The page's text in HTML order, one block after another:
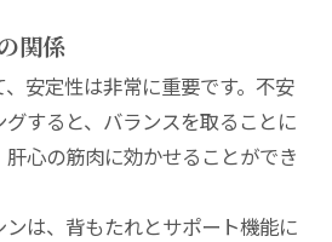
関係
、安定性は非常に重要です。不安
すると、バランスを取ることに
心の筋肉に効かせることができ
は、背もたれとサポート機能に